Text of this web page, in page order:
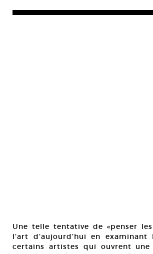
Une telle tentative de «penser
l’art d’aujourd’hui en
certains artistes qui ouvrent une